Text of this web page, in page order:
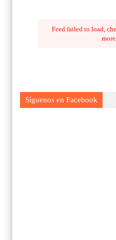
Feed failed to load,
Síguenos en Facebook